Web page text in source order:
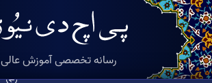
رسانه تخصصی آموزش عالی